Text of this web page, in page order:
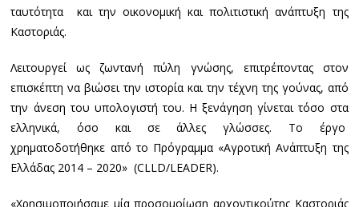
ταυτότητα και την οικονομική και πολιτιστική ανάπτυξη της
Καστοριάς.
Λειτουργεί ως ζωντανή πύλη γνώσης, επιτρέποντας στον
επισκέπτη να βιώσει την ιστορία και την τέχνη της γούνας, από
την άνεση του υπολογιστή του. Η ξενάγηση γίνεται τόσο στα
ελληνικά, όσο και σε άλλες γλώσσες. Το έργο
χρηματοδοτήθηκε από το Πρόγραμμα «Αγροτική Ανάπτυξη της
Ελλάδας 2014 – 2020» (CLLD/LEADER).
«Χρησιμοποιήσαμε μία προσομοίωση αρχοντικούτης Καστοριάς